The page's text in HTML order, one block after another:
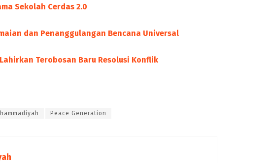
Sekolah Cerdas 2.0
dan Penanggulangan Bencana Universal
Terobosan Baru Resolusi Konflik
Peace Generation